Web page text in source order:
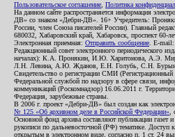
Пользовательское соглашение Политика
На данном сайте распространяется информация
ДВ» со знаком «Дебри-ДВ». 16+ Учредитель:
России, член Союза писателей России). Главный
680032, Хабаровский край, Хабаровск, проспект 60-
Электронная приемная: Отправить сообщение . E-mail:
Редакционный совет электронного периодического
началах): К.А. Пронякин, И.Ю. Харитонова, А.Э.
Л.Н. Левина, А.Ю. Жданов, Е.Н. Голубь, С.Н.
Свидетельство о регистрации СМИ (Регистрационный
Федеральной службой по надзору в сфере связи,
коммуникаций (Роскомнадзор) 16.06.2011 г.
Федерация, зарубежные страны.
В 2006 г. проект «Дебри-ДВ» был создан как
№ 125 «Об архивном деле в Российской Федерации»
Основной фонд архива составляют публикации газет
рукописи по дальневосточной (РФ) тематике. Доступ
открытым в электронном виде, согласно п. 1 ст. 24